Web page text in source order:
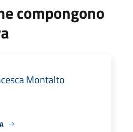
compongono
Montalto